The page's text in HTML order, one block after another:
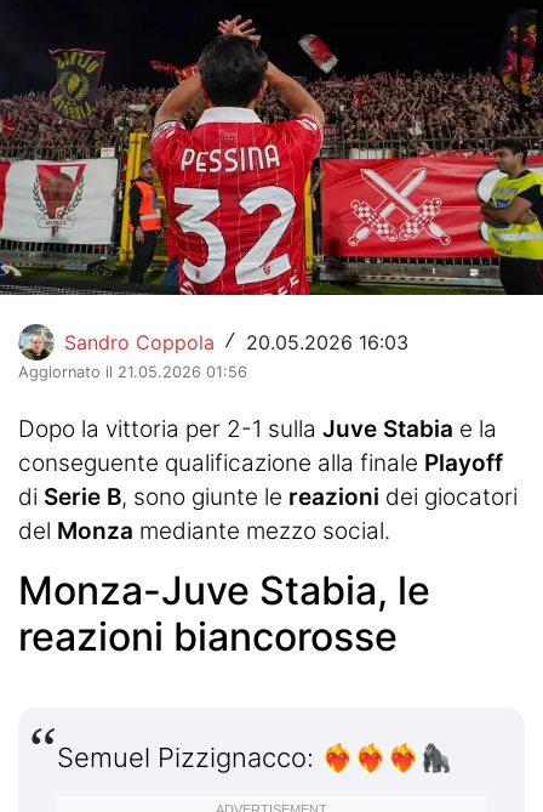
Altri sport
Hockey
Pallanuoto
Pallamano
Altre
News
Turismo
Eventi
Sandro Coppola / 20.05.2026 16:03
Aggiornato il 21.05.2026 01:56
Dopo la vittoria per 2-1 sulla Juve Stabia e la
conseguente qualificazione alla finale Playoff
di Serie B, sono giunte le reazioni dei giocatori
del Monza mediante mezzo social.
Monza-Juve Stabia, le
reazioni biancorosse
Semuel Pizzignacco: ❤️‍🔥❤️‍🔥❤️‍🔥🦍